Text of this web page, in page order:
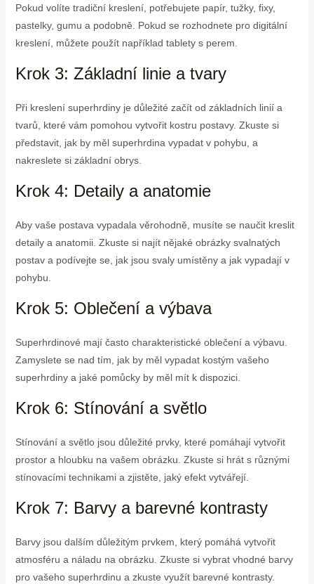
Pokud volíte tradiční kreslení, potřebujete papír, tužky, fixy,
pastelky, gumu a podobně. Pokud se rozhodnete pro digitální
kreslení, můžete použít například tablety s perem.
Krok 3: Základní linie a tvary
Při kreslení superhrdiny je důležité začít od základních linií a
tvarů, které vám pomohou vytvořit kostru postavy. Zkuste si
představit, jak by měl superhrdina vypadat v pohybu, a
nakreslete si základní obrys.
Krok 4: Detaily a anatomie
Aby vaše postava vypadala věrohodně, musíte se naučit kreslit
detaily a anatomii. Zkuste si najít nějaké obrázky svalnatých
postav a podívejte se, jak jsou svaly umístěny a jak vypadají v
pohybu.
Krok 5: Oblečení a výbava
Superhrdinové mají často charakteristické oblečení a výbavu.
Zamyslete se nad tím, jak by měl vypadat kostým vašeho
superhrdiny a jaké pomůcky by měl mít k dispozici.
Krok 6: Stínování a světlo
Stínování a světlo jsou důležité prvky, které pomáhají vytvořit
prostor a hloubku na vašem obrázku. Zkuste si hrát s různými
stínovacími technikami a zjistěte, jaký efekt vytvářejí.
Krok 7: Barvy a barevné kontrasty
Barvy jsou dalším důležitým prvkem, který pomáhá vytvořit
atmosféru a náladu na obrázku. Zkuste si vybrat vhodné barvy
pro vašeho superhrdinu a zkuste využít barevné kontrasty.